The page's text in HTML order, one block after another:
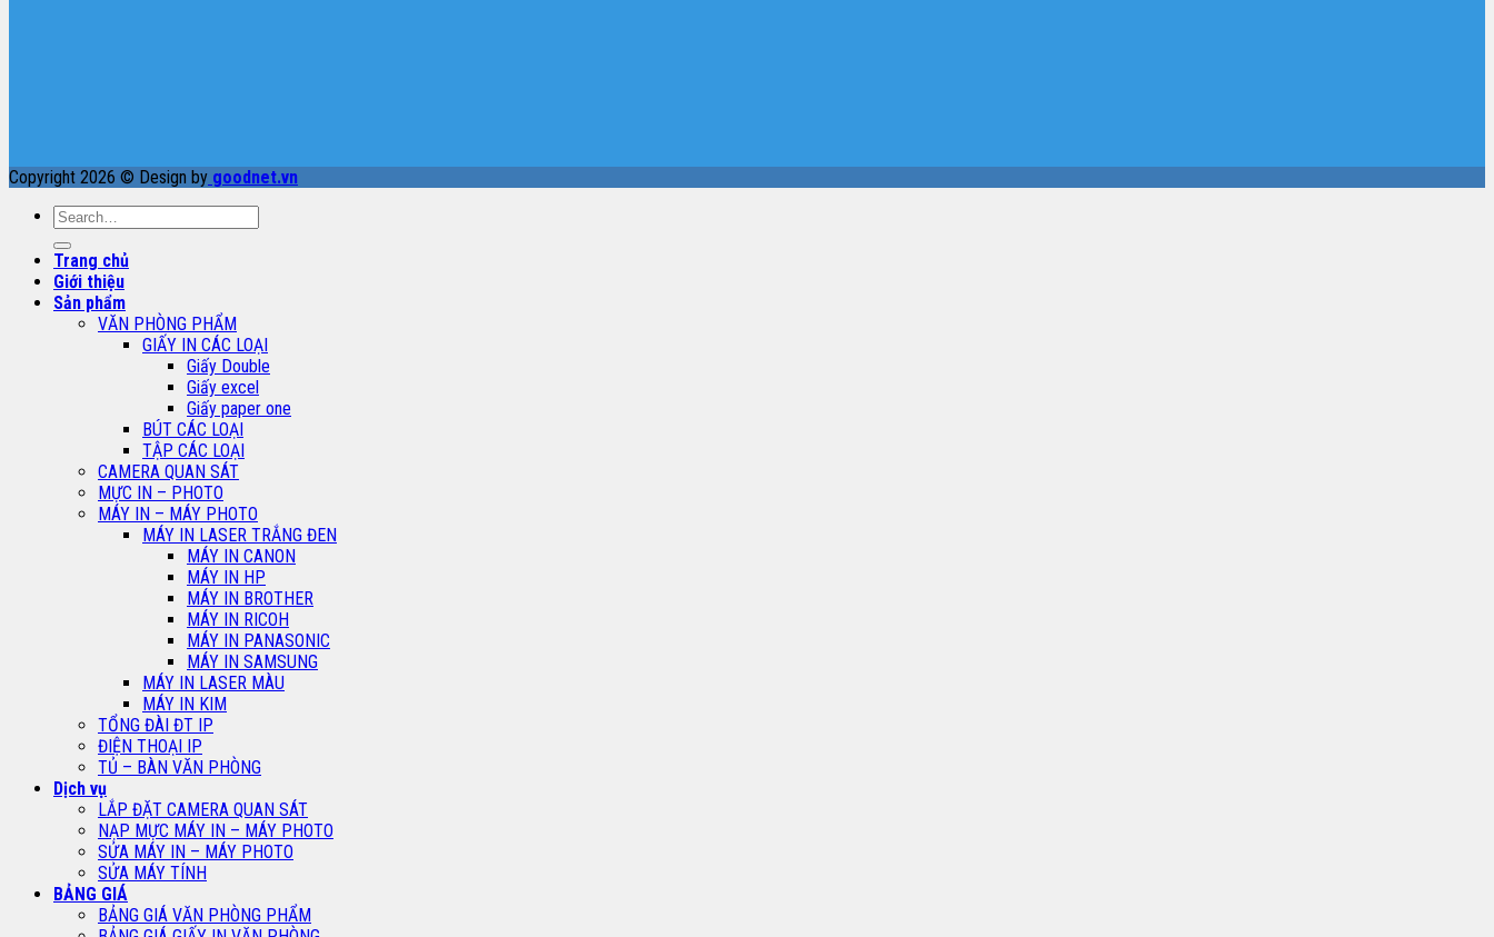
Copyright 2026 © Design by goodnet.vn
Search
for:
Trang chủ
Giới thiệu
Sản phẩm
VĂN PHÒNG PHẨM
GIẤY IN CÁC LOẠI
Giấy Double
Giấy excel
Giấy paper one
BÚT CÁC LOẠI
TẬP CÁC LOẠI
CAMERA QUAN SÁT
MỰC IN – PHOTO
MÁY IN – MÁY PHOTO
MÁY IN LASER TRẮNG ĐEN
MÁY IN CANON
MÁY IN HP
MÁY IN BROTHER
MÁY IN RICOH
MÁY IN PANASONIC
MÁY IN SAMSUNG
MÁY IN LASER MÀU
MÁY IN KIM
TỔNG ĐÀI ĐT IP
ĐIỆN THOẠI IP
TỦ – BÀN VĂN PHÒNG
Dịch vụ
LẮP ĐẶT CAMERA QUAN SÁT
NẠP MỰC MÁY IN – MÁY PHOTO
SỬA MÁY IN – MÁY PHOTO
SỬA MÁY TÍNH
BẢNG GIÁ
BẢNG GIÁ VĂN PHÒNG PHẨM